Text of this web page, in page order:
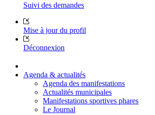
Suivi des demandes
Mise à jour du profil
Déconnexion
Agenda & actualités
Agenda des manifestations
Actualités municipales
Manifestations sportives phares
Le Journal